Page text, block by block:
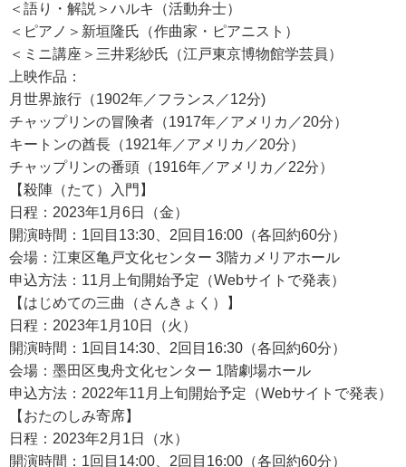
＜語り・解説＞ハルキ（活動弁士）
＜ピアノ＞新垣隆氏（作曲家・ピアニスト）
＜ミニ講座＞三井彩紗氏（江戸東京博物館学芸員）
上映作品：
月世界旅行（1902年／フランス／12分)
チャップリンの冒険者（1917年／アメリカ／20分）
キートンの酋長（1921年／アメリカ／20分）
チャップリンの番頭（1916年／アメリカ／22分）
【殺陣（たて）入門】
日程：2023年1月6日（金）
開演時間：1回目13:30、2回目16:00（各回約60分）
会場：江東区亀戸文化センター 3階カメリアホール
申込方法：11月上旬開始予定（Webサイトで発表）
【はじめての三曲（さんきょく）】
日程：2023年1月10日（火）
開演時間：1回目14:30、2回目16:30（各回約60分）
会場：墨田区曳舟文化センター 1階劇場ホール
申込方法：2022年11月上旬開始予定（Webサイトで発表）
【おたのしみ寄席】
日程：2023年2月1日（水）
開演時間：1回目14:00、2回目16:00（各回約60分）